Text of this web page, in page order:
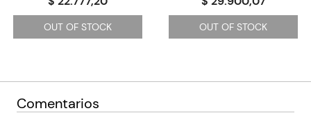
OUT OF STOCK OUT OF STOCK
Comentarios